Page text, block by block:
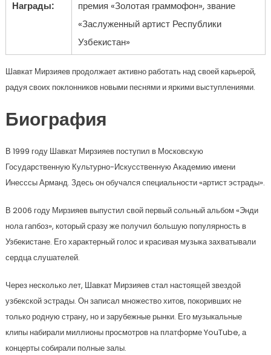
Награды:
премия «Золотая граммофон», звание
«Заслуженный артист Республики
Узбекистан»
Шавкат Мирзияев продолжает активно работать над своей карьерой,
радуя своих поклонников новыми песнями и яркими выступлениями.
Биография
В 1999 году Шавкат Мирзияев поступил в Московскую
Государственную Культурно-Искусственную Академию имени
Инесссы Арманд. Здесь он обучался специальности «артист эстрады».
В 2006 году Мирзияев выпустил свой первый сольный альбом «Энди
нола гапбоз», который сразу же получил большую популярность в
Узбекистане. Его характерный голос и красивая музыка захватывали
сердца слушателей.
Через несколько лет, Шавкат Мирзияев стал настоящей звездой
узбекской эстрады. Он записал множество хитов, покоривших не
только родную страну, но и зарубежные рынки. Его музыкальные
клипы набирали миллионы просмотров на платформе YouTube, а
концерты собирали полные залы.